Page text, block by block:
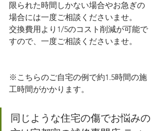
限られた時間しかない場合やお急ぎの
場合には一度ご相談くださいませ。
交換費用より1/5のコスト削減が可能で
すので、一度ご相談くださいませ。
※こちらのご自宅の例で約1.5時間の施
工時間がかかります。
同じような住宅の傷でお悩みの